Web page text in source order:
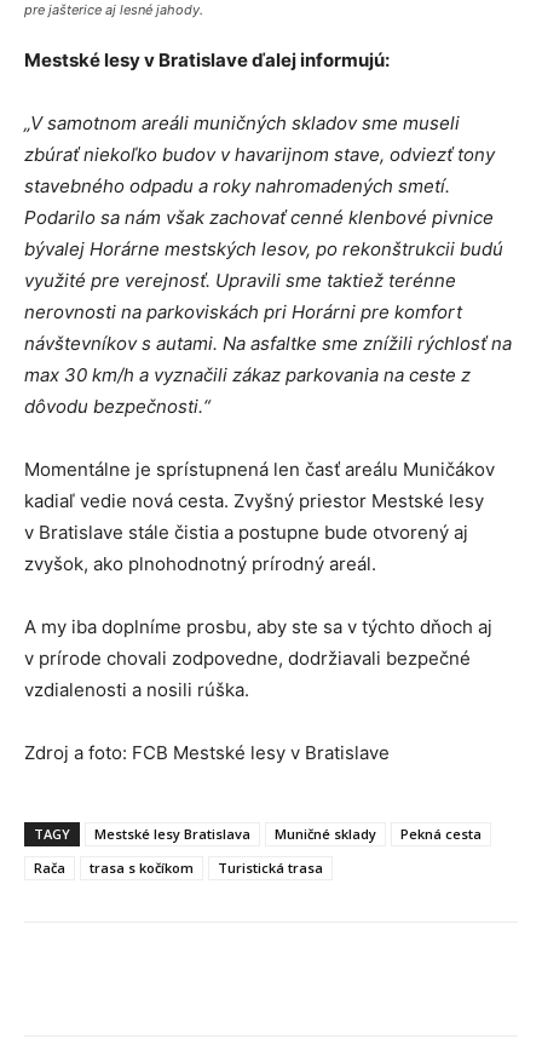
pre jašterice aj lesné jahody.
Mestské lesy v Bratislave ďalej informujú:
„V samotnom areáli muničných skladov sme museli
zbúrať niekoľko budov v havarijnom stave, odviezť tony
stavebného odpadu a roky nahromadených smetí.
Podarilo sa nám však zachovať cenné klenbové pivnice
bývalej Horárne mestských lesov, po rekonštrukcii budú
využité pre verejnosť. Upravili sme taktiež terénne
nerovnosti na parkoviskách pri Horárni pre komfort
návštevníkov s autami. Na asfaltke sme znížili rýchlosť na
max 30 km/h a vyznačili zákaz parkovania na ceste z
dôvodu bezpečnosti.“
Momentálne je sprístupnená len časť areálu Muničákov
kadiaľ vedie nová cesta. Zvyšný priestor Mestské lesy
v Bratislave stále čistia a postupne bude otvorený aj
zvyšok, ako plnohodnotný prírodný areál.
A my iba doplníme prosbu, aby ste sa v týchto dňoch aj
v prírode chovali zodpovedne, dodržiavali bezpečné
vzdialenosti a nosili rúška.
Zdroj a foto: FCB Mestské lesy v Bratislave
TAGY Mestské lesy Bratislava Muničné sklady
Pekná cesta
Rača
trasa s kočíkom Turistická trasa